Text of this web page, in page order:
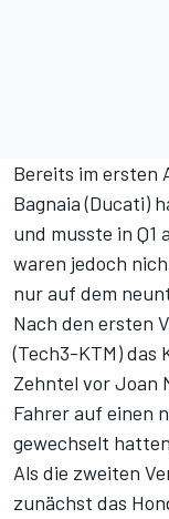
Bereits im ersten
Bagnaia (Ducati)
und musste in Q1
waren jedoch
nur auf dem
Nach den ersten
(Tech3-KTM) das
Zehntel vor Joan
Fahrer auf einen
gewechselt
Als die zweiten
zunächst das